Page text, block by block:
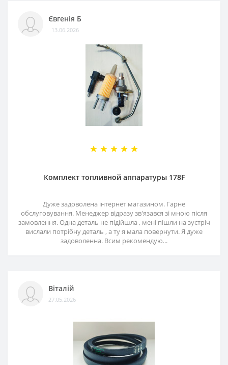
Євгенія Б
13.06.2026
Комплект топливной аппаратуры 178F
Дуже задоволена інтернет магазином. Гарне
обслуговування. Менеджер відразу зв'язався зі мною після
замовлення. Одна деталь не підійшла , мені пішли на зустріч
вислали потрібну деталь , а ту я мала повернути. Я дуже
задоволенна. Всим рекомендую...
Віталій
27.05.2026